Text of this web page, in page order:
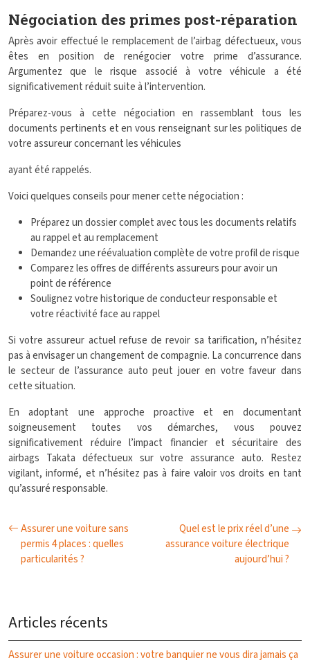
Négociation des primes post-réparation
Après avoir effectué le remplacement de l’airbag défectueux, vous
êtes en position de renégocier votre prime d’assurance.
Argumentez que le risque associé à votre véhicule a été
significativement réduit suite à l’intervention.
Préparez-vous à cette négociation en rassemblant tous les
documents pertinents et en vous renseignant sur les politiques de
votre assureur concernant les véhicules
ayant été rappelés.
Voici quelques conseils pour mener cette négociation :
Préparez un dossier complet avec tous les documents relatifs
au rappel et au remplacement
Demandez une réévaluation complète de votre profil de risque
Comparez les offres de différents assureurs pour avoir un
point de référence
Soulignez votre historique de conducteur responsable et
votre réactivité face au rappel
Si votre assureur actuel refuse de revoir sa tarification, n’hésitez
pas à envisager un changement de compagnie. La concurrence dans
le secteur de l’assurance auto peut jouer en votre faveur dans
cette situation.
En adoptant une approche proactive et en documentant
soigneusement toutes vos démarches, vous pouvez
significativement réduire l’impact financier et sécuritaire des
airbags Takata défectueux sur votre assurance auto. Restez
vigilant, informé, et n’hésitez pas à faire valoir vos droits en tant
qu’assuré responsable.
Assurer une voiture sans
permis 4 places : quelles
particularités ?
Quel est le prix réel d’une
assurance voiture électrique
aujourd’hui ?
Articles récents
Assurer une voiture occasion : votre banquier ne vous dira jamais ça